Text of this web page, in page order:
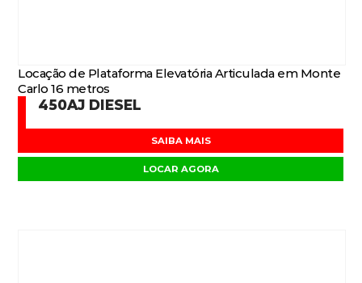
Locação de Plataforma Elevatória Articulada em Monte
Carlo 16 metros
450AJ DIESEL
SAIBA MAIS
LOCAR AGORA